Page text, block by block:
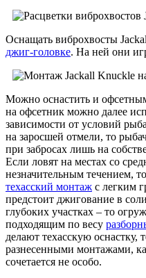
Оснащать виброхвосты
джиг-головке. На ней они
Можно оснастить и
на офсетник можно далее
зависимости от условий
на заросшей отмели, то
при забросах лишь на
Если ловят на местах со
незначительным течением,
техасский монтаж с легким
предстоит джигование в
глубоких участках – то
подходящим по весу
делают техасскую оснастку,
разнесенными монтажами,
сочетается не особо.